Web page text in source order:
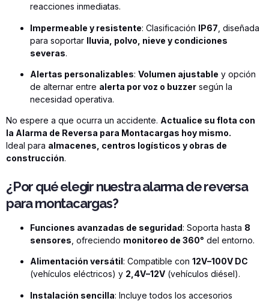
reacciones inmediatas.
Impermeable y resistente: Clasificación IP67 , diseñada
para soportar lluvia, polvo, nieve y condiciones
severas.
Alertas personalizables: Volumen ajustable y opción
de alternar entre alerta por voz o buzzer según la
necesidad operativa.
No espere a que ocurra un accidente. Actualice su flota con
la Alarma de Reversa para Montacargas hoy mismo.
Ideal para almacenes, centros logísticos y obras de
construcción.
¿Por qué elegir nuestra alarma de reversa
para montacargas?
Funciones avanzadas de seguridad: Soporta hasta 8
sensores , ofreciendo monitoreo de 360° del entorno.
Alimentación versátil: Compatible con 12V–100V DC
(vehículos eléctricos) y 2,4V–12V (vehículos diésel).
Instalación sencilla: Incluye todos los accesorios